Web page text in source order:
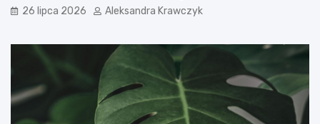
26 lipca 2026 Aleksandra Krawczyk